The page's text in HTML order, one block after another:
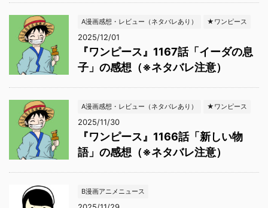
A漫画感想・レビュー（ネタバレあり） ★ワンピース
2025/12/01
『ワンピース』1167話「イーダの息
子」の感想（※ネタバレ注意）
A漫画感想・レビュー（ネタバレあり） ★ワンピース
2025/11/30
『ワンピース』1166話「新しい物
語」の感想（※ネタバレ注意）
B漫画アニメニュース